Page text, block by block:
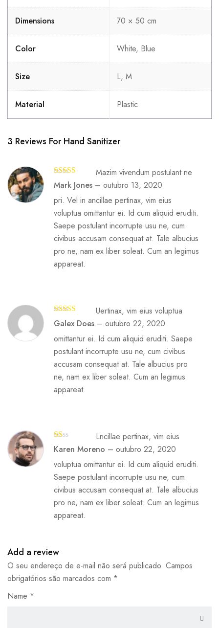
Dimensions 70 × 50 cm
Color White, Blue
Size L, M
Material Plastic
3 Reviews ForHand Sanitizer
Avaliação
4de 5
Mark Jones – outubro 13, 2020
Mazim vivendum postulant ne
pri. Vel in ancillae pertinax, vim eius
voluptua omittantur ei. Id cum aliquid eruditi.
Saepe postulant incorrupte usu ne, cum
civibus accusam consequat at. Tale albucius
pro ne, nam ex liber soleat. Cum an legimus
appareat.
Avaliação
de 5
Galex Does – outubro 22, 2020
Uertinax, vim eius voluptua
omittantur ei. Id cum aliquid eruditi. Saepe
postulant incorrupte usu ne, cum civibus
accusam consequat at. Tale albucius pro
ne, nam ex liber soleat. Cum an legimus
appareat.
A
va
lia
çã
o
de
5
Karen Moreno – outubro 22, 2020
Lncillae pertinax, vim eius
voluptua omittantur ei. Id cum aliquid eruditi.
Saepe postulant incorrupte usu ne, cum
civibus accusam consequat at. Tale albucius
pro ne, nam ex liber soleat. Cum an legimus
appareat.
Add a review
O seu endereço de e-mail não será publicado. Campos
obrigatórios são marcados com *
Name *